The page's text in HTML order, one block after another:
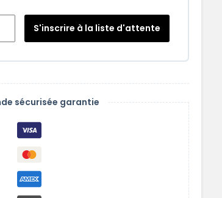
S'inscrire à la liste d'attente
sécurisée garantie